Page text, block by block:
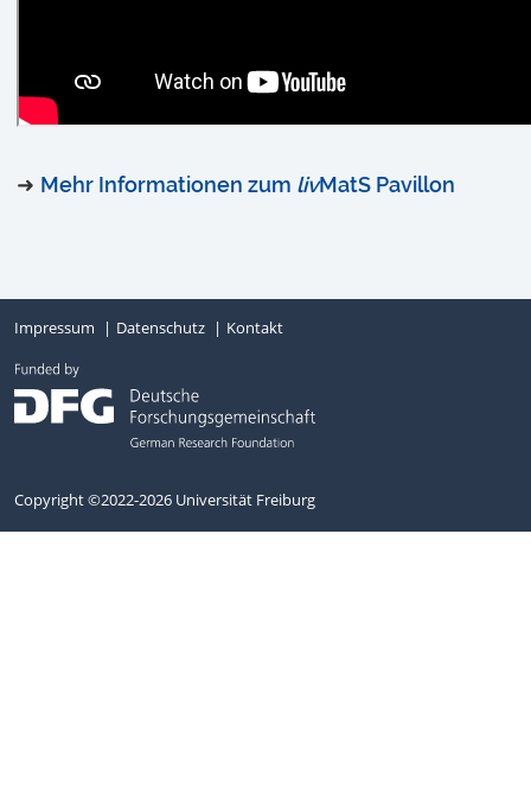
➜ Mehr Informationen zum livMatS Pavillon
Impressum Datenschutz Kontakt
Copyright ©2022-2026 Universität Freiburg